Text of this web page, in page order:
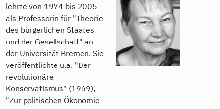
lehrte von 1974 bis 2005
als Professorin für "Theorie
des bürgerlichen Staates
und der Gesellschaft" an
der Universität Bremen. Sie
veröffentlichte u.a. "Der
revolutionäre
Konservatismus" (1969),
"Zur politischen Ökonomie